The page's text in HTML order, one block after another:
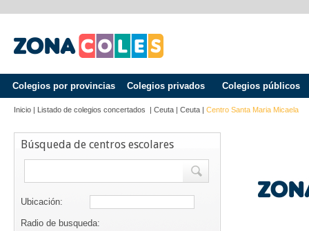
Colegios por provincias Colegios privados Colegios públicos
Inicio | Listado de colegios concertados | Ceuta | Ceuta | Centro Santa Maria Micaela
Búsqueda de centros escolares
Ubicación:
Radio de busqueda: